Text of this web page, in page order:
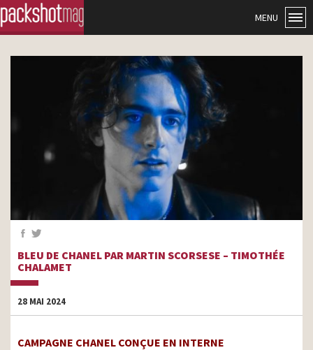
MENU
BLEU DE CHANEL PAR MARTIN SCORSESE – TIMOTHÉE
CHALAMET
28 MAI 2024
CAMPAGNE CHANEL CONÇUE EN INTERNE